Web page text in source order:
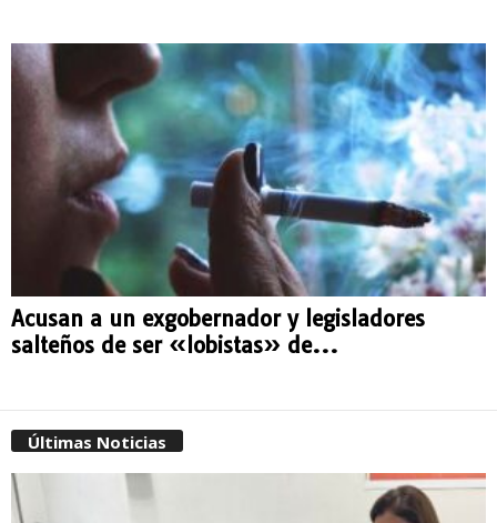
Acusan a un exgobernador y legisladores
salteños de ser «lobistas» de...
Últimas Noticias